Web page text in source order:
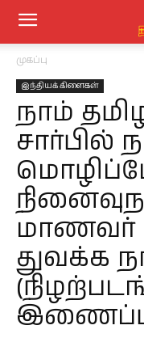
முகப்பு
இந்தியக் கிளைகள்
நாம்
சார்பில்
மாணவர்
துவக்க